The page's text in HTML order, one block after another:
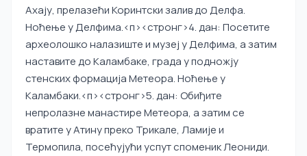
Ахају, прелазећи Коринтски залив до Делфа.
Ноћење у Делфима.<п><стронг>4. дан: Посетите
археолошко налазиште и музеј у Делфима, а затим
наставите до Каламбаке, града у подножју
стенских формација Метеора. Ноћење у
Каламбаки.<п><стронг>5. дан: Обиђите
непролазне манастире Метеора, а затим се
вратите у Атину преко Трикале, Ламије и
Термопила, посећујући успут споменик Леониди.